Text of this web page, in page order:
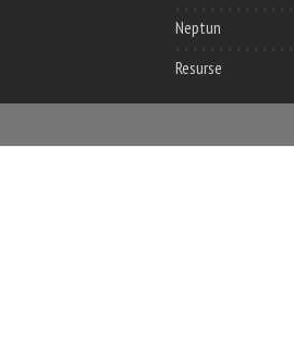
Neptun
Resurse